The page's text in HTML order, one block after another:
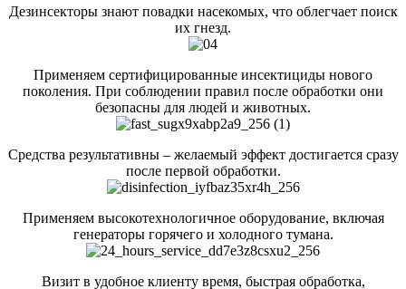
Дезинсекторы знают повадки насекомых, что облегчает поиск
их гнезд.
Применяем сертифицированные инсектициды нового
поколения. При соблюдении правил после обработки они
безопасны для людей и животных.
Средства результативны – желаемый эффект достигается сразу
после первой обработки.
Применяем высокотехнологичное оборудование, включая
генераторы горячего и холодного тумана.
Визит в удобное клиенту время, быстрая обработка,